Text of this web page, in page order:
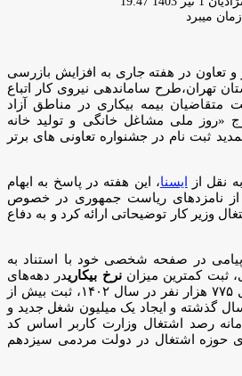
ایمیل
تعاون در هفته جاری به افزایش بازرسی‌
تهران،طرح ساماندهی نیروی کار اتباع
متقاضیان بیمه بیکاری در مناطق آزاد
«روز ملی مشاغل خانگی و تولید خانه
ثبت نام در جشنواره تعاونی های برتر
به نقل از ایسنا، این هفته در پاسخ به ابهام
نامزدهای ریاست جمهوری در خصوص
وزیر کار توضیحاتی ارائه کرد و به دفاع
در صفحه شخصی خود با استناد به
ثبت کمترین میزان نرخ بیکاریدر دهه‌های
گذشته،‌ ایجاد خالص اشتغال ۷۷۵ هزار نفر در سال ۱۴۰۲، ثبت بیش از
سال گذشته و ایجاد یک میلیون شغل جدید و
رصد اشتغال وزارت کاربر اساس کد
حوزه اشتغال در دولت مردمی سیزدهم